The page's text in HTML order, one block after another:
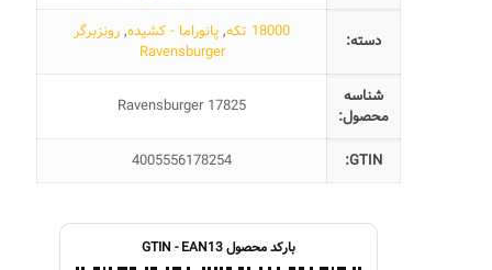
دسته: 18000 تکه ,پانوراما - کشیده,رونزبرگر
Ravensburger
شناسه
محصول:
Ravensburger 17825
GTIN:
4005556178254
بارکد محصول GTIN - EAN13